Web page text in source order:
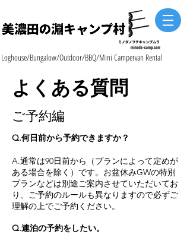
Loghouse/Bungalow/Outdoor/BBQ/Mini Campervan Rental
よくある質問
ご予約編
Q.何日前から予約できますか？
A.通常は90日前から（プランによって定めが
ある場合を除く）です。お盆休みGWの特別
プランなどは別途ご案内させていただいてお
り、ご予約のルールも異なりますので必ずご
理解の上でご予約ください。
Q.連泊の予約をしたい。